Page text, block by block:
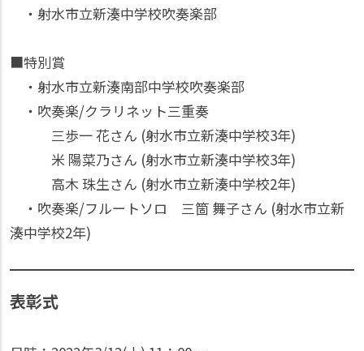
・射水市立新湊中学校吹奏楽部
■特別賞
・射水市立新湊南部中学校吹奏楽部
・吹奏楽/クラリネット三重奏
三歩一 花さん (射水市立新湊中学校3年)
米 陽菜乃さん (射水市立新湊中学校3年)
高木 珠生さん (射水市立新湊中学校2年)
・吹奏楽/フルートソロ 三箇 舞子さん (射水市立新
湊中学校2年)
表彰式